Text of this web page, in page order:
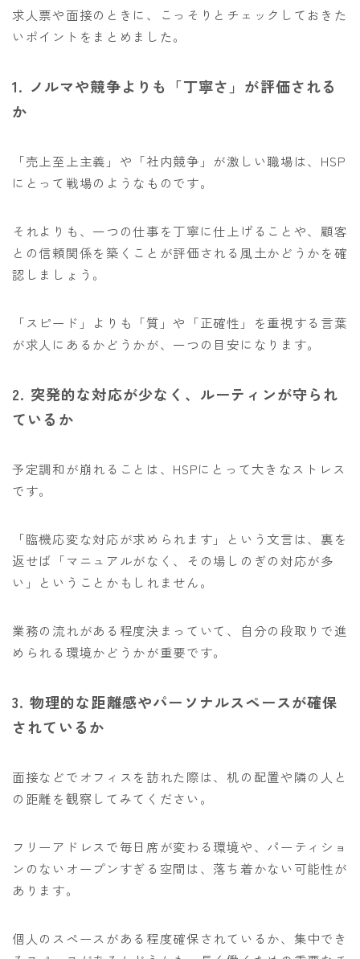
求人票や面接のときに、こっそりとチェックしておきた
いポイントをまとめました。
1. ノルマや競争よりも「丁寧さ」が評価される
か
「売上至上主義」や「社内競争」が激しい職場は、HSP
にとって戦場のようなものです。
それよりも、一つの仕事を丁寧に仕上げることや、顧客
との信頼関係を築くことが評価される風土かどうかを確
認しましょう。
「スピード」よりも「質」や「正確性」を重視する言葉
が求人にあるかどうかが、一つの目安になります。
2. 突発的な対応が少なく、ルーティンが守られ
ているか
予定調和が崩れることは、HSPにとって大きなストレス
です。
「臨機応変な対応が求められます」という文言は、裏を
返せば「マニュアルがなく、その場しのぎの対応が多
い」ということかもしれません。
業務の流れがある程度決まっていて、自分の段取りで進
められる環境かどうかが重要です。
3. 物理的な距離感やパーソナルスペースが確保
されているか
面接などでオフィスを訪れた際は、机の配置や隣の人と
の距離を観察してみてください。
フリーアドレスで毎日席が変わる環境や、パーティショ
ンのないオープンすぎる空間は、落ち着かない可能性が
あります。
個人のスペースがある程度確保されているか、集中でき